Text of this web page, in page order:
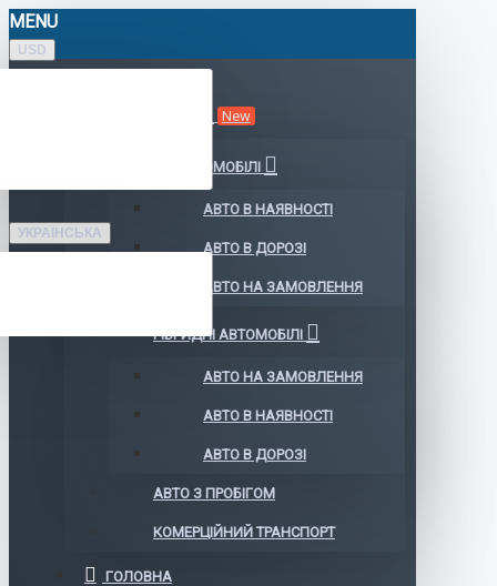
MENU
USD
УКРАЇНСЬКА
New
ЕЛЕКТРОМОБІЛІ
АВТО В НАЯВНОСТІ
АВТО В ДОРОЗІ
АВТО НА ЗАМОВЛЕННЯ
ГІБРИДНІ АВТОМОБІЛІ
АВТО НА ЗАМОВЛЕННЯ
АВТО В НАЯВНОСТІ
АВТО В ДОРОЗІ
АВТО З ПРОБІГОМ
КОМЕРЦІЙНИЙ ТРАНСПОРТ
ГОЛОВНА